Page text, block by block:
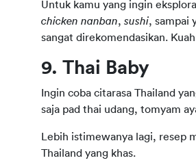
chicken nanban, sushi, sampai
sangat direkomendasikan.
9. Thai Baby
Ingin coba citarasa Thailand
saja pad thai udang, tomyam
Lebih istimewanya lagi, resep
Thailand yang khas.